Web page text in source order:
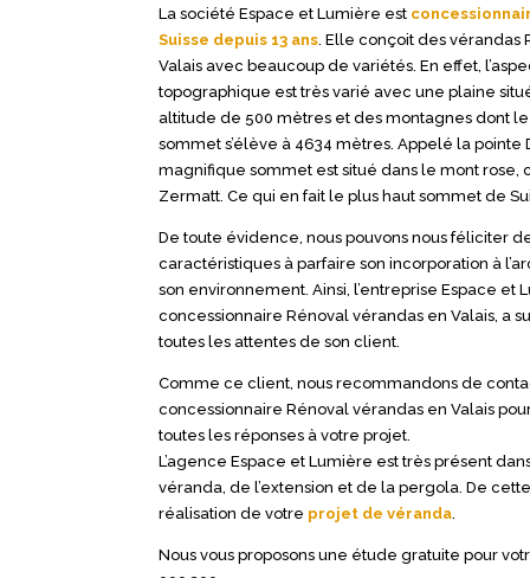
La société Espace et Lumière est
Suisse depuis 13 ans . Elle conçoit des vérandas
Valais avec beaucoup de variétés. En effet,
topographique est très varié avec une plaine
altitude de 500 mètres et des montagnes dont le
sommet s’élève à 4634 mètres. Appelé la pointe
magnifique sommet est situé dans le mont rose,
Zermatt. Ce qui en fait le plus haut sommet de
De toute évidence, nous pouvons nous féliciter
caractéristiques à parfaire son incorporation à
son environnement. Ainsi, l’entreprise Espace et
concessionnaire Rénoval vérandas en Valais, a
toutes les attentes de son client.
Comme ce client, nous recommandons de
concessionnaire Rénoval vérandas en Valais
toutes les réponses à votre projet.
L’agence Espace et Lumière est très présent
véranda, de l’extension et de la pergola. De
réalisation de votre projet de véranda
Nous vous proposons une étude gratuite pour